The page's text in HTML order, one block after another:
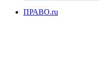
ПРАВО.ru